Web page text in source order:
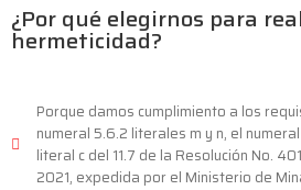
¿Por qué elegirnos para
hermeticidad?
Porque damos cumplimiento a los
numeral 5.6.2 literales m y n, el
literal c del 11.7 de la Resolución No.
2021, expedida por el Ministerio de